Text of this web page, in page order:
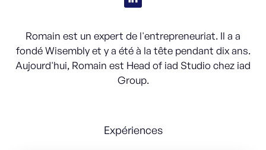
Romain est un expert de l'entrepreneuriat. Il a a
fondé Wisembly et y a été à la tête pendant dix ans.
Aujourd'hui, Romain est Head of iad Studio chez iad
Group.
Expériences